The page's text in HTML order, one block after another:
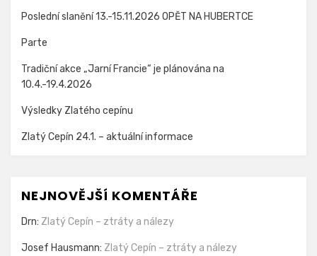
Poslední slanění 13.-15.11.2026 OPĚT NA HUBERTCE
Parte
Tradiční akce „Jarní Francie“ je plánována na
10.4.-19.4.2026
Výsledky Zlatého cepínu
Zlatý Cepín 24.1. – aktuální informace
NEJNOVĚJŠÍ KOMENTÁŘE
Drn: Zlatý Cepín – ztráty a nálezy
Josef Hausmann: Zlatý Cepín – ztráty a nálezy